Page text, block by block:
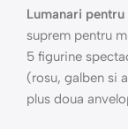
Lumanari
suprem pentru
5 figurine
(rosu, galben si
plus doua